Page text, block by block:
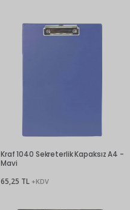
Kraf 1040 Sekreterlik Kapaksız A4 -
Mavi
65,25 TL +KDV